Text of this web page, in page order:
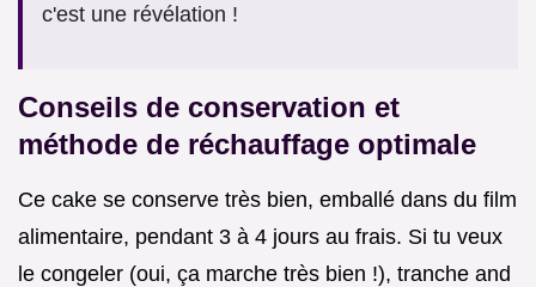
c'est une révélation !
Conseils de conservation et
méthode de réchauffage optimale
Ce cake se conserve très bien, emballé dans du film
alimentaire, pendant 3 à 4 jours au frais. Si tu veux
le congeler (oui, ça marche très bien !), tranche and